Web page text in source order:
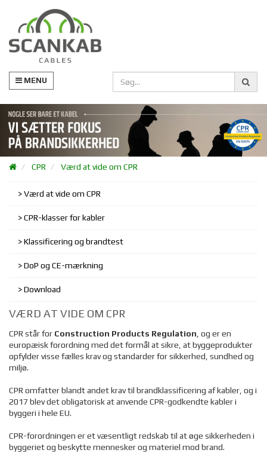
MENU
CPR Værd at vide om CPR
Værd at vide om CPR
CPR-klasser for kabler
Klassificering og brandtest
DoP og CE-mærkning
Download
VÆRD AT VIDE OM CPR
CPR står for Construction Products Regulation , og er en
europæisk forordning med det formål at sikre, at byggeprodukter
opfylder visse fælles krav og standarder for sikkerhed, sundhed og
miljø.
CPR omfatter blandt andet krav til brandklassificering af kabler, og i
2017 blev det obligatorisk at anvende CPR-godkendte kabler i
byggeri i hele EU.
CPR-forordningen er et væsentligt redskab til at øge sikkerheden i
byggeriet og beskytte mennesker og materiel mod brand.